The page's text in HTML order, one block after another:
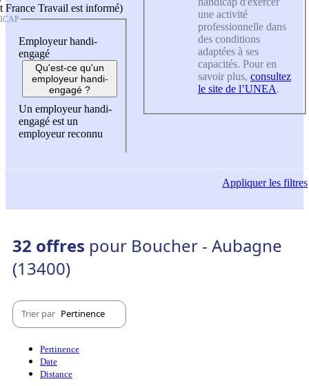
France Travail est informé)
Employeur handi-
engagé
Qu'est-ce qu'un
employeur handi-
engagé ?
Un employeur handi-
engagé est un
employeur reconnu
une activité
professionnelle dans
des conditions
adaptées à ses
capacités. Pour en
savoir plus, consultez
le site de l’UNEA.
Appliquerles filtres
32 offres pour Boucher - Aubagne
(13400)
Trier par Pertinence
Pertinence
Date
Distance